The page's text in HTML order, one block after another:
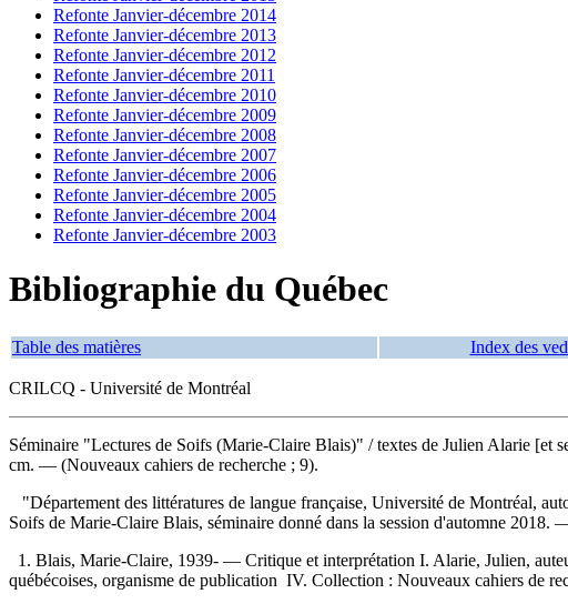
Refonte Janvier-décembre 2014
Refonte Janvier-décembre 2013
Refonte Janvier-décembre 2012
Refonte Janvier-décembre 2011
Refonte Janvier-décembre 2010
Refonte Janvier-décembre 2009
Refonte Janvier-décembre 2008
Refonte Janvier-décembre 2007
Refonte Janvier-décembre 2006
Refonte Janvier-décembre 2005
Refonte Janvier-décembre 2004
Refonte Janvier-décembre 2003
Bibliographie du Québec
Table des matières Index des
CRILCQ - Université de Montréal
Séminaire "Lectures de Soifs (Marie-Claire Blais)" / textes de Julien Alarie [et
cm. — (Nouveaux cahiers de recherche ; 9).
"Département des littératures de langue française, Université de Montréal,
Soifs de Marie-Claire Blais, séminaire donné dans la session d'automne
1. Blais, Marie-Claire, 1939- — Critique et interprétation I. Alarie, Julien,
québécoises, organisme de publication IV. Collection : Nouveaux cahiers de